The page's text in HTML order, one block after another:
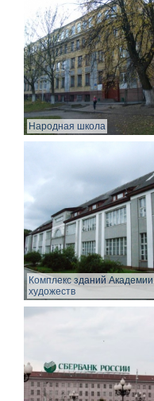
Народная школа
Комплекс зданий Академии
художеств